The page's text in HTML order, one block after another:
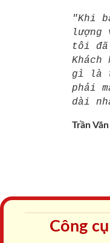
"Khi
tôi
Khách
gì là
phải
dài
Trần
Công